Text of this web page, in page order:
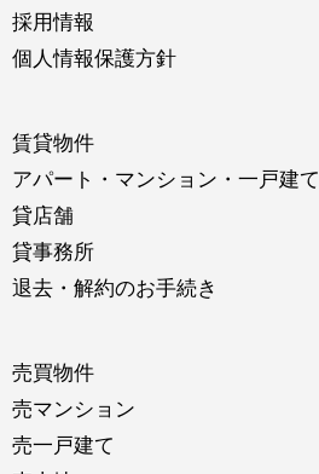
採用情報
個人情報保護方針
賃貸物件
アパート・マンション・一戸建て
貸店舗
貸事務所
退去・解約のお手続き
売買物件
売マンション
売一戸建て